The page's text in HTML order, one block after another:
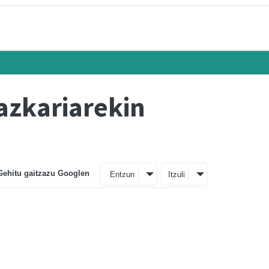
gaitzazu Googlen Entzun Itzuli